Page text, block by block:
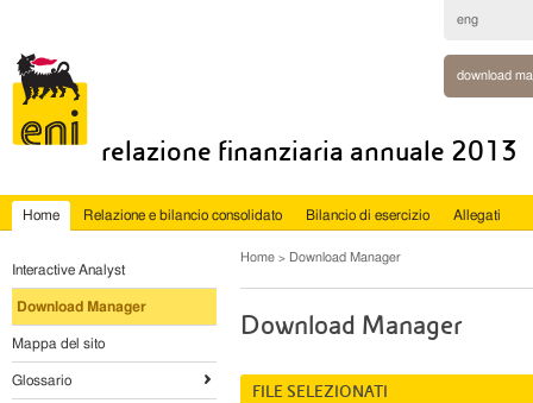
relazione finanziaria annuale 2013
eng
download
Home Relazione e bilancio consolidato Bilancio di esercizio Allegati
Interactive Analyst
Download Manager
Mappa del sito
Glossario
Home Download Manager
Download Manager
FILE SELEZIONATI